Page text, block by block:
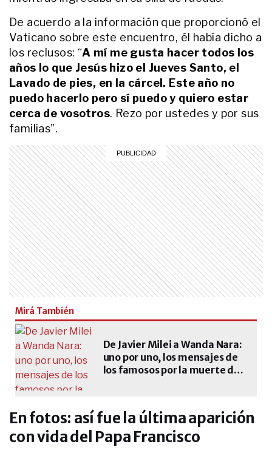
De acuerdo a la información que proporcionó el
Vaticano sobre este encuentro, él había dicho a
los reclusos: “A mí me gusta hacer todos los
años lo que Jesús hizo el Jueves Santo, el
Lavado de pies, en la cárcel. Este año no
puedo hacerlo pero sí puedo y quiero estar
cerca de vosotros. Rezo por ustedes y por sus
familias”.
Mirá También
De Javier Milei a Wanda Nara:
uno por uno, los mensajes de
los famosos por la muerte del
En fotos: así fue la última aparición
con vida del Papa Francisco
GALERIAS
De Romina Gaetani a José María
Muscari: el dolor de los famosos
en el velorio de Ernestina Pais
ENTRETENIMIENTO
De qué murió la abuela Conce:
Nicolás Occhiato reveló la
enfermedad que padecía desde
ENTRETENIMIENTO
El dolor de Guillermo Francella en
el velatorio de Luis Brandoni: "Fue
el referente de toda mi vida"
ACTUALIDAD
Quién era Pablo Cánepa y qué
enfermedad irreversible lo llevó a
acceder a la eutanasia a sus 39
años
ACTUALIDAD
Quién y cómo murió un vecino de
festejos por el triunfo de la
ACTUALIDAD
Murió el Indio Solari a los 77 años:
así fue su última aparición pública
ENTRETENIMIENTO
El detalle que conmovió a Nancy
Dupláa durante el último adiós al